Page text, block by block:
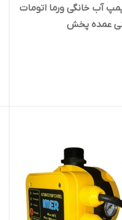
آب خانگی ورما اتومات